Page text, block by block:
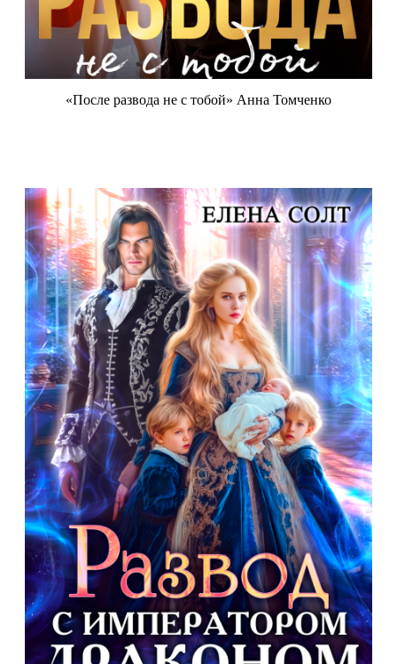
«После развода не с тобой» Анна Томченко